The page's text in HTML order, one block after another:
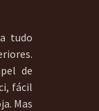
tudo
de
fácil
Mas